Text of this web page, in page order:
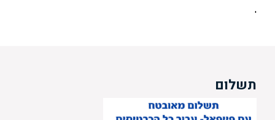
'
תשלום